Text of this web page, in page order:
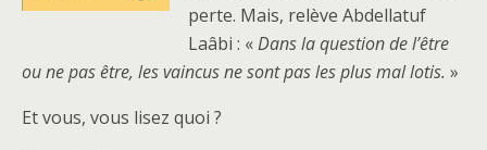
perte. Mais, relève Abdellatuf
Laâbi : «Dans la question de l’être
ou ne pas être, les vaincus ne sont pas les plus mal lotis. »
Et vous, vous lisez quoi ?